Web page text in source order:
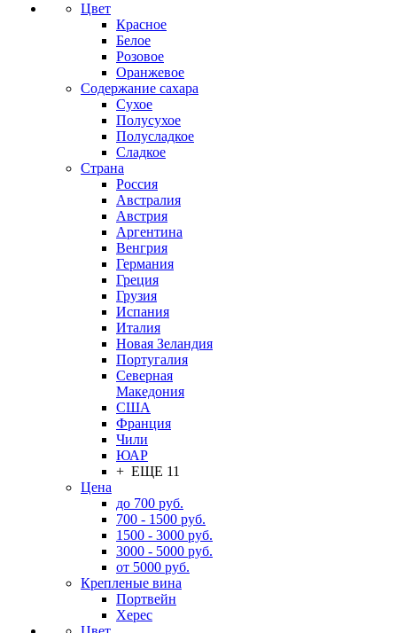
Цвет
Красное
Белое
Розовое
Оранжевое
Содержание сахара
Сухое
Полусухое
Полусладкое
Сладкое
Страна
Россия
Австралия
Австрия
Аргентина
Венгрия
Германия
Греция
Грузия
Испания
Италия
Новая Зеландия
Португалия
Северная
Македония
США
Франция
Чили
ЮАР
+ ЕЩЕ 11
Цена
до 700 руб.
700 - 1500 руб.
1500 - 3000 руб.
3000 - 5000 руб.
от 5000 руб.
Крепленые вина
Портвейн
Херес